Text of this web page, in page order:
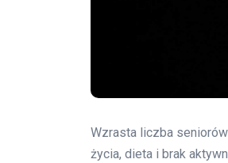
Wzrasta liczba
życia, dieta i brak